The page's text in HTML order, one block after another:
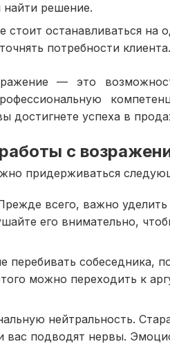
найти решение.
стоит останавливаться на
потребности клиента.
— это
достигнете успеха в
с
придерживаться
всего, важно
его внимательно,
перебивать собеседника,
можно переходить к
нейтральность.
подводят нервы.